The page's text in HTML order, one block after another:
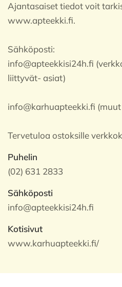
Ajantasaiset tiedot voit
www.apteekki.fi.
Sähköposti:
info@apteekkisi24h.fi
liittyvät- asiat)
info@karhuapteekki.fi
Tervetuloa ostoksille
Puhelin
(02) 631 2833
Sähköposti
info@apteekkisi24h.fi
Kotisivut
www.karhuapteekki.fi/